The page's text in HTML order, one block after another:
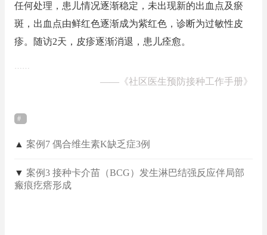
任何处理，患儿情况逐渐稳定，未出现新的出血点及瘀
斑，出血点由鲜红色逐渐成为紫红色，诊断为过敏性皮
疹。随访2天，皮疹逐渐消退，患儿痊愈。
……
—— 《社区医生预防接种工作手册》
▲ 案例7 偶合维生素K缺乏症3例
▼ 案例3 接种卡介苗（BCG）发生淋巴结强反应伴局部
瘢痕疙瘩形成